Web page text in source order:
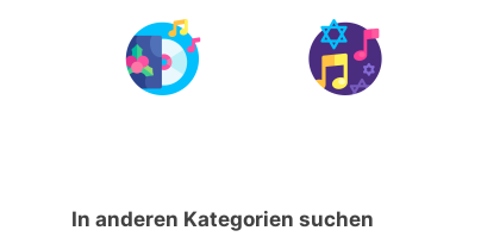
In anderen Kategorien suchen